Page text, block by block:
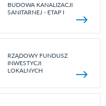
BUDOWA KANALIZACJI
SANITARNEJ - ETAP I
RZĄDOWY FUNDUSZ
INWESTYCJI
LOKALNYCH